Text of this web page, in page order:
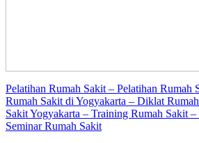
Pelatihan Rumah Sakit – Pelatihan Rumah
Rumah Sakit di Yogyakarta – Diklat
Sakit Yogyakarta – Training Rumah Sakit
Seminar Rumah Sakit